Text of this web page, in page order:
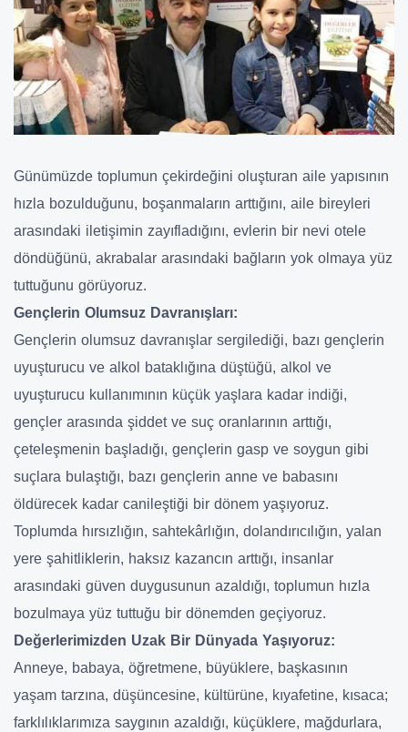
Günümüzde toplumun çekirdeğini oluşturan aile yapısının
hızla bozulduğunu, boşanmaların arttığını, aile bireyleri
arasındaki iletişimin zayıfladığını, evlerin bir nevi otele
döndüğünü, akrabalar arasındaki bağların yok olmaya yüz
tuttuğunu görüyoruz.
Gençlerin Olumsuz Davranışları:
Gençlerin olumsuz davranışlar sergilediği, bazı gençlerin
uyuşturucu ve alkol bataklığına düştüğü, alkol ve
uyuşturucu kullanımının küçük yaşlara kadar indiği,
gençler arasında şiddet ve suç oranlarının arttığı,
çeteleşmenin başladığı, gençlerin gasp ve soygun gibi
suçlara bulaştığı, bazı gençlerin anne ve babasını
öldürecek kadar canileştiği bir dönem yaşıyoruz.
Toplumda hırsızlığın, sahtekârlığın, dolandırıcılığın, yalan
yere şahitliklerin, haksız kazancın arttığı, insanlar
arasındaki güven duygusunun azaldığı, toplumun hızla
bozulmaya yüz tuttuğu bir dönemden geçiyoruz.
Değerlerimizden Uzak Bir Dünyada Yaşıyoruz:
Anneye, babaya, öğretmene, büyüklere, başkasının
yaşam tarzına, düşüncesine, kültürüne, kıyafetine, kısaca;
farklılıklarımıza saygının azaldığı, küçüklere, mağdurlara,